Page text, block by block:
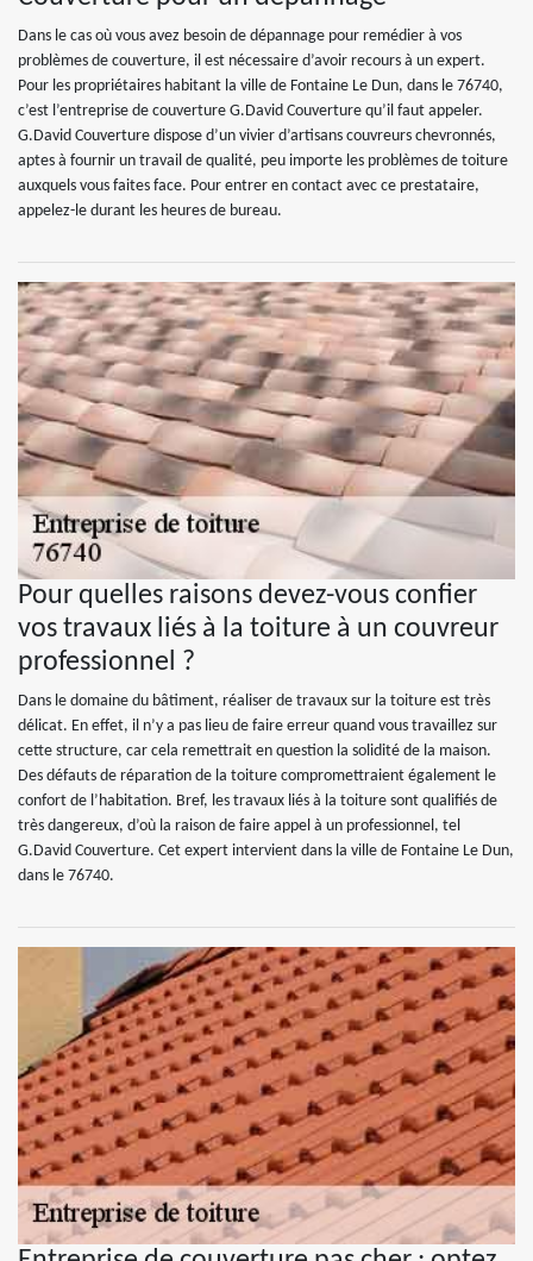
Dans le cas où vous avez besoin de dépannage pour remédier à vos
problèmes de couverture, il est nécessaire d’avoir recours à un expert.
Pour les propriétaires habitant la ville de Fontaine Le Dun, dans le 76740,
c’est l’entreprise de couverture G.David Couverture qu’il faut appeler.
G.David Couverture dispose d’un vivier d’artisans couvreurs chevronnés,
aptes à fournir un travail de qualité, peu importe les problèmes de toiture
auxquels vous faites face. Pour entrer en contact avec ce prestataire,
appelez-le durant les heures de bureau.
Pour quelles raisons devez-vous confier
vos travaux liés à la toiture à un couvreur
professionnel ?
Dans le domaine du bâtiment, réaliser de travaux sur la toiture est très
délicat. En effet, il n’y a pas lieu de faire erreur quand vous travaillez sur
cette structure, car cela remettrait en question la solidité de la maison.
Des défauts de réparation de la toiture compromettraient également le
confort de l’habitation. Bref, les travaux liés à la toiture sont qualifiés de
très dangereux, d’où la raison de faire appel à un professionnel, tel
G.David Couverture. Cet expert intervient dans la ville de Fontaine Le Dun,
dans le 76740.